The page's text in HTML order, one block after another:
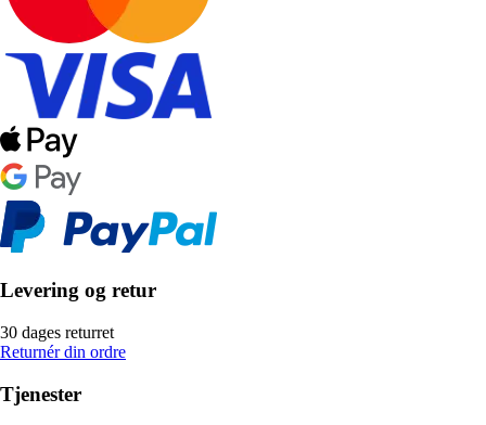
Levering og retur
30 dages returret
Returnér din ordre
Tjenester